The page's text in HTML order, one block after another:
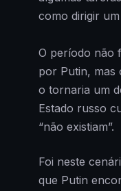
como dirigir um
O período não
por Putin, mas
o tornaria um
Estado russo
“não existiam”.
Foi neste
que Putin